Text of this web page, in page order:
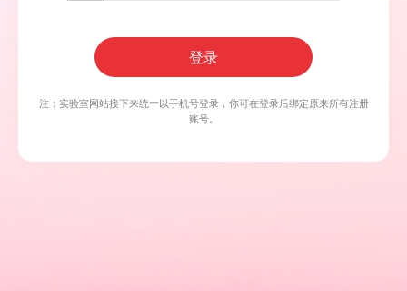
登录
注：实验室网站接下来统一以手机号登录，你可在登录后绑定原来所有注册
账号。